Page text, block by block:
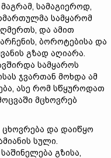
სამაგიეროდ,
სამყარომ
და ამით
ბოროტებისა და
გზად აღიარა.
სამყაროს
ჯვართან მოხდა ამ
ასე რომ სწყუროდათ
მცხოვრებ
და დაიწყო
სული.
გზისა,